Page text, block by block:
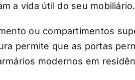
a vida útil do seu mobiliário.
ou compartimentos
permite que as portas
modernos em